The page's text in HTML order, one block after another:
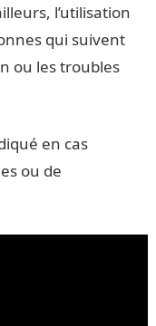
l’utilisation
qui suivent
ou les troubles
en cas
ou de